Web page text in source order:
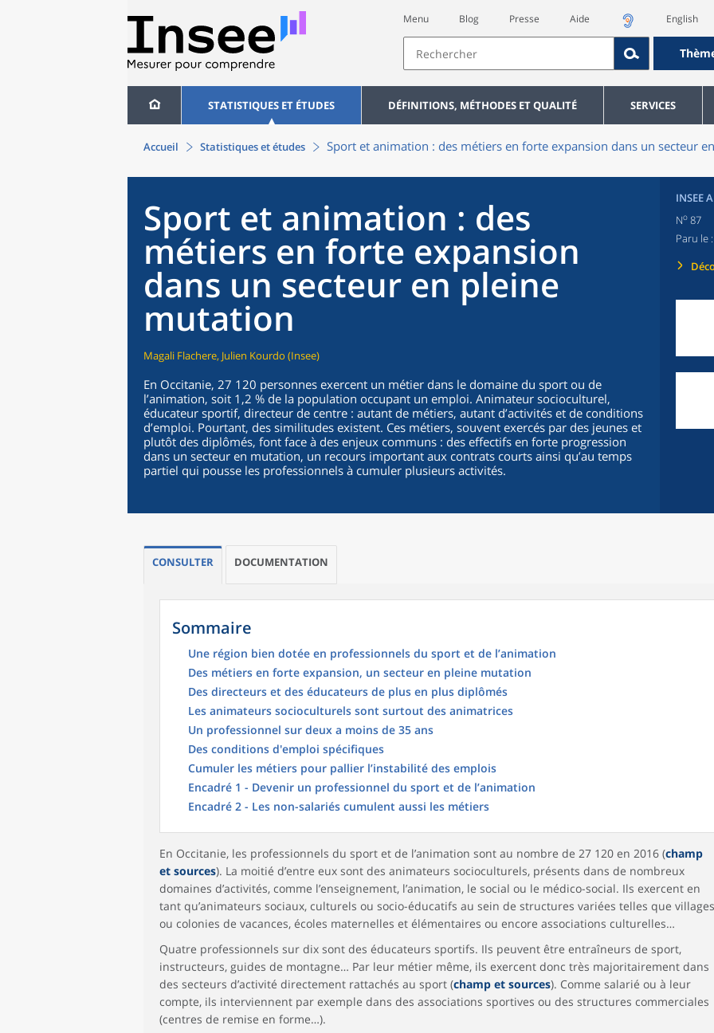
Menu Blog Presse Aide English
STATISTIQUES ET ÉTUDES DÉFINITIONS, MÉTHODES ET QUALITÉ SERVICES
Accueil Statistiques et études Sport et animation : des métiers en forte expansion dans un secteur
Sport et animation : des
métiers en forte expansion
dans un secteur en pleine
mutation
Magali Flachere, Julien Kourdo (Insee)
En Occitanie, 27 120 personnes exercent un métier dans le domaine du sport ou de
l’animation, soit 1,2 % de la population occupant un emploi. Animateur socioculturel,
éducateur sportif, directeur de centre : autant de métiers, autant d’activités et de conditions
d’emploi. Pourtant, des similitudes existent. Ces métiers, souvent exercés par des jeunes et
plutôt des diplômés, font face à des enjeux communs : des effectifs en forte progression
dans un secteur en mutation, un recours important aux contrats courts ainsi qu’au temps
partiel qui pousse les professionnels à cumuler plusieurs activités.
INSEE
No 87
Paru le
CONSULTER DOCUMENTATION
Sommaire
Une région bien dotée en professionnels du sport et de l’animation
Des métiers en forte expansion, un secteur en pleine mutation
Des directeurs et des éducateurs de plus en plus diplômés
Les animateurs socioculturels sont surtout des animatrices
Un professionnel sur deux a moins de 35 ans
Des conditions d'emploi spécifiques
Cumuler les métiers pour pallier l’instabilité des emplois
Encadré 1 - Devenir un professionnel du sport et de l’animation
Encadré 2 - Les non-salariés cumulent aussi les métiers
En Occitanie, les professionnels du sport et de l’animation sont au nombre de 27 120 en 2016 (champ
et sources). La moitié d’entre eux sont des animateurs socioculturels, présents dans de nombreux
domaines d’activités, comme l’enseignement, l’animation, le social ou le médico-social. Ils exercent en
tant qu’animateurs sociaux, culturels ou socio-éducatifs au sein de structures variées telles que villages
ou colonies de vacances, écoles maternelles et élémentaires ou encore associations culturelles…
Quatre professionnels sur dix sont des éducateurs sportifs. Ils peuvent être entraîneurs de sport,
instructeurs, guides de montagne… Par leur métier même, ils exercent donc très majoritairement dans
des secteurs d’activité directement rattachés au sport (champ et sources). Comme salarié ou à leur
compte, ils interviennent par exemple dans des associations sportives ou des structures commerciales
(centres de remise en forme…).